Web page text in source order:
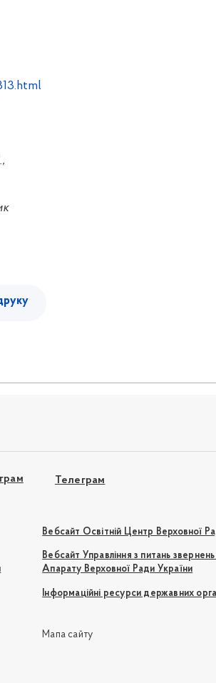
Телеграм
Вебсайт Освітній Центр Верховної
Вебсайт Управління з питань
Апарату Верховної Ради України
Інформаційні ресурси державних
Мапа сайту